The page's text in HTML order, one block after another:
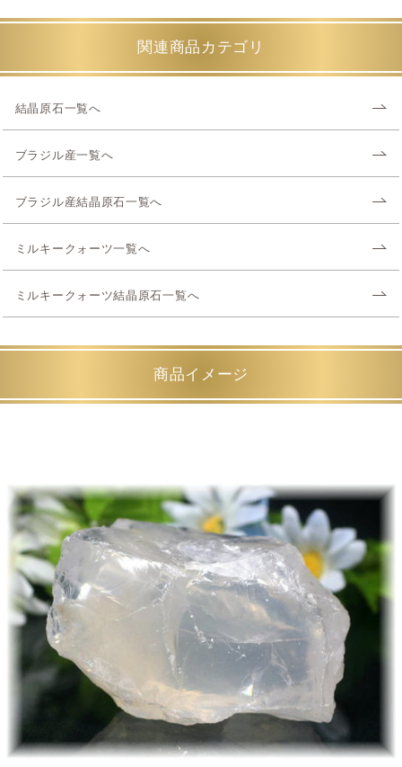
関連商品カテゴリ
結晶原石一覧へ
ブラジル産一覧へ
ブラジル産結晶原石一覧へ
ミルキークォーツ一覧へ
ミルキークォーツ結晶原石一覧へ
商品イメージ